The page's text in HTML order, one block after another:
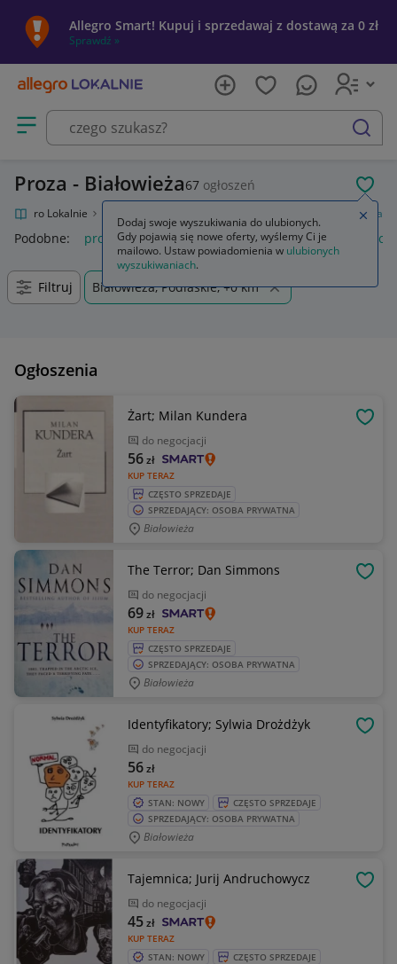
Allegro Smart! Kupuj i sprzedawaj z dostawą za 0 zł
Sprawdź »
Otwórz menu z kategoriami
szukaj
Proza - Białowieża67 ogłoszeń
Allegro Lokalnie Proza
Podobne: proza proca myśliwska proca wędkarska proca
Filtruj Białowieża, Podlaskie, +0 km
Ogłoszenia
Żart; Milan Kundera
do negocjacji
KUP TERAZ
56zł
CZĘSTO SPRZEDAJE
SPRZEDAJĄCY: OSOBA PRYWATNA
Białowieża
The Terror; Dan Simmons
do negocjacji
KUP TERAZ
69zł
CZĘSTO SPRZEDAJE
SPRZEDAJĄCY: OSOBA PRYWATNA
Białowieża
Identyfikatory; Sylwia Drożdżyk
do negocjacji
KUP TERAZ
56zł
STAN: NOWY
CZĘSTO SPRZEDAJE
SPRZEDAJĄCY: OSOBA PRYWATNA
Białowieża
Tajemnica; Jurij Andruchowycz
do negocjacji
KUP TERAZ
45zł
STAN: NOWY
CZĘSTO SPRZEDAJE
Dodaj swoje wyszukiwania do ulubionych.
Gdy pojawią się nowe oferty, wyślemy Ci je
mailowo. Ustaw powiadomienia w ulubionych
wyszukiwaniach.